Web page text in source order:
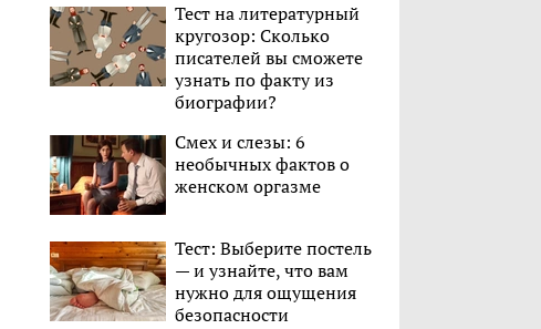
Тест на литературный
кругозор: Сколько
писателей вы сможете
узнать по факту из
биографии?
Смех и слезы: 6
необычных фактов о
женском оргазме
Тест: Выберите постель
— и узнайте, что вам
нужно для ощущения
безопасности